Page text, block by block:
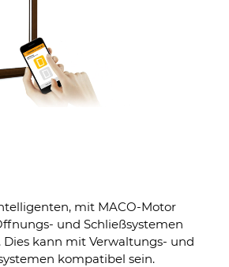
mit MACO-Motor
und Schließsystemen
Dies kann mit Verwaltungs- und
kompatibel sein.